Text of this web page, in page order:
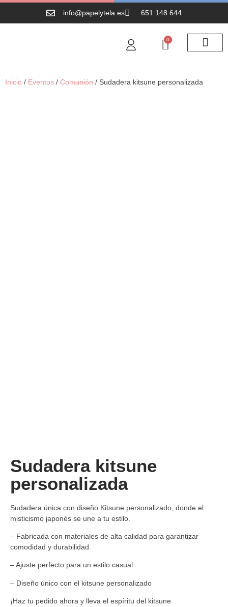
info@papelytela.es 651 148 644
0
Inicio / Eventos / Comunión / Sudadera kitsune personalizada
Sudadera kitsune
personalizada
Sudadera única con diseño Kitsune personalizado, donde el
misticismo japonés se une a tu estilo.
– Fabricada con materiales de alta calidad para garantizar
comodidad y durabilidad.
– Ajuste perfecto para un estilo casual
– Diseño único con el kitsune personalizado
¡Haz tu pedido ahora y lleva el espíritu del kitsune